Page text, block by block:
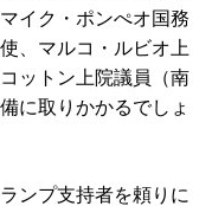
イク・ポンぺオ国務
、マルコ・ルビオ上
ットン上院議員（南
に取りかかるでしょ
ンプ支持者を頼りに